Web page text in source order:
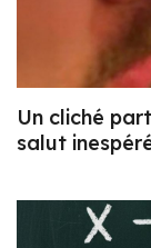
Un cliché
salut